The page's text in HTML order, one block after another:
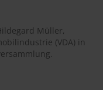
Müller,
(VDA) in